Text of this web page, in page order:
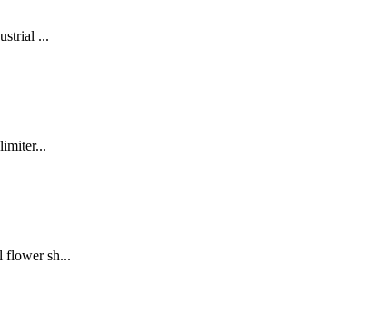
...
flower sh...